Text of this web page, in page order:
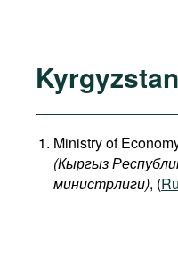
Kyrgyzstan
Ministry of
(Кыргыз
министрлиги), (